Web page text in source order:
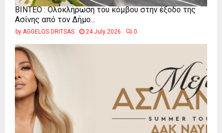
ΒΙΝΤΕΟ : Ολοκλήρωση του κόμβου στην έξοδο της
Ασίνης από τον Δήμο...
by AGGELOS DRITSAS 24 July 2026 0